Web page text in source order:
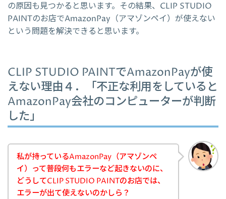
の原因も見つかると思います。その結果、CLIP STUDIO
PAINTのお店でAmazonPay（アマゾンペイ）が使えない
という問題を解決できると思います。
CLIP STUDIO PAINTでAmazonPayが使
えない理由４．「不正な利用をしていると
AmazonPay会社のコンピューターが判断
した」
私が持っているAmazonPay（アマゾンペ
イ）って普段何もエラーなど起きないのに、
どうしてCLIP STUDIO PAINTのお店では、
エラーが出て使えないのかしら？